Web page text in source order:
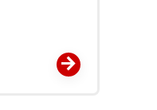
arrow_forward